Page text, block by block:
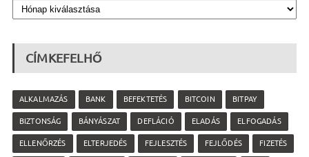
CÍMKEFELHŐ
ALKALMAZÁS BANK BEFEKTETÉS BITCOIN BITPAY
BIZTONSÁG BÁNYÁSZAT DEFLÁCIÓ ELADÁS ELFOGADÁS
ELLENŐRZÉS ELTERJEDÉS FEJLESZTÉS FEJLŐDÉS FIZETÉS